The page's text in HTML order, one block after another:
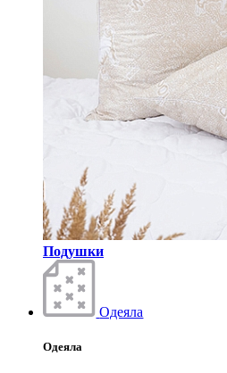
Подушки
Одеяла
Одеяла